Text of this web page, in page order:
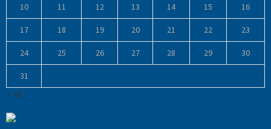
10 11 12 13 14 15 16
17 18 19 20 21 22 23
24 25 26 27 28 29 30
31
« Jul